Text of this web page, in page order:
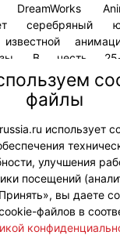
DreamWorks
серебряный
В честь 25-
анонсирован выход
а также
тематических
файлы
использует
улучшения
посещений
вы даете
файлов в